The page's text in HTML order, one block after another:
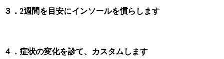
３．2週間を目安にインソールを慣らします
４．症状の変化を診て、カスタムします